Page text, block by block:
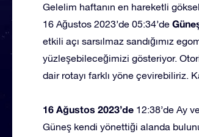
Gelelim haftanın en hareketli
16 Ağustos 2023’de 05:34’de
etkili açı sarsılmaz sandığımız
yüzleşebileceğimizi gösteriyor.
dair rotayı farklı yöne çevirebiliriz.
16 Ağustos 2023’de 12:38’de Ay
Güneş kendi yönettiği alanda